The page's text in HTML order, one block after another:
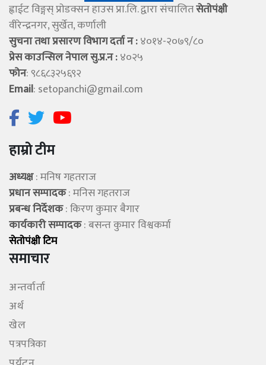
ह्वाईट विङ्गस् प्राेडक्सन हाउस प्रा.लि. द्वारा संचालितसेताेपंक्षी
वीरेन्द्रनगर, सुर्खेत, कर्णाली
सुचना तथा प्रसारण विभाग दर्ता न :४०१४-२०७९/८०
प्रेस काउन्सिल नेपाल सु.प्र.न :४०२५
फोन: ९८६८३२५६९२
Email: setopanchi@gmail.com
हाम्रो टीम
अध्यक्ष: मनिष गहतराज
प्रधान सम्पादक: मनिस गहतराज
प्रबन्ध निर्देशक: किरण कुमार बैगार
कार्यकारी सम्पादक: बसन्त कुमार विश्वकर्मा
सेताेपंक्षी टिम
समाचार
अन्तर्वार्ता
अर्थ
खेल
पत्रपत्रिका